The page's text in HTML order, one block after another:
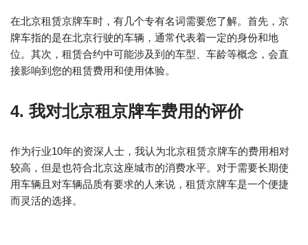
在北京租赁京牌车时，有几个专有名词需要您了解。首先，京
牌车指的是在北京行驶的车辆，通常代表着一定的身份和地
位。其次，租赁合约中可能涉及到的车型、车龄等概念，会直
接影响到您的租赁费用和使用体验。
4. 我对北京租京牌车费用的评价
作为行业10年的资深人士，我认为北京租赁京牌车的费用相对
较高，但是也符合北京这座城市的消费水平。对于需要长期使
用车辆且对车辆品质有要求的人来说，租赁京牌车是一个便捷
而灵活的选择。